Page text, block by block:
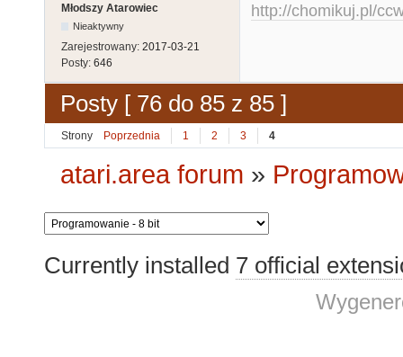
Młodszy Atarowiec
Nieaktywny
Zarejestrowany: 2017-03-21
Posty: 646
http://chomikuj.pl/
Posty [ 76 do 85 z 85 ]
Strony Poprzednia 1 2 3 4
atari.area forum »
Currently installed 7 official